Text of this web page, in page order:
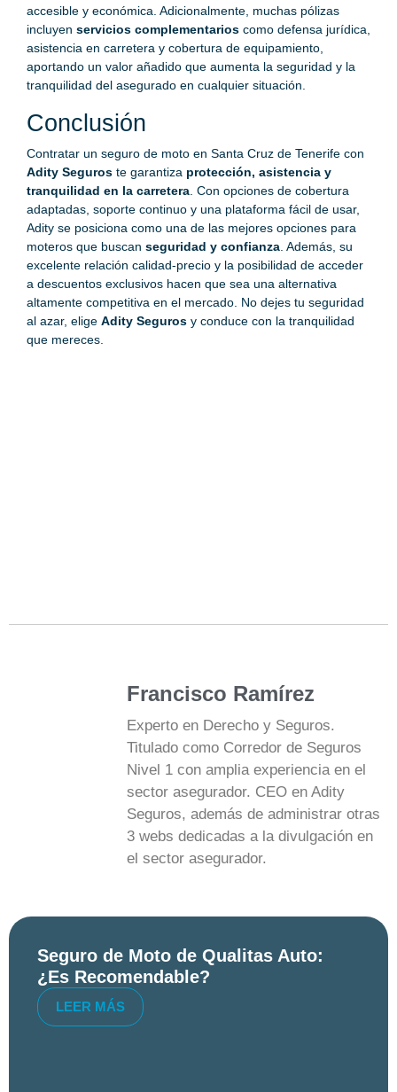
accesible y económica. Adicionalmente, muchas pólizas
incluyen servicios complementarios como defensa jurídica,
asistencia en carretera y cobertura de equipamiento,
aportando un valor añadido que aumenta la seguridad y la
tranquilidad del asegurado en cualquier situación.
Conclusión
Contratar un seguro de moto en Santa Cruz de Tenerife con
Adity Seguros te garantiza protección, asistencia y
tranquilidad en la carretera . Con opciones de cobertura
adaptadas, soporte continuo y una plataforma fácil de usar,
Adity se posiciona como una de las mejores opciones para
moteros que buscan seguridad y confianza . Además, su
excelente relación calidad-precio y la posibilidad de acceder
a descuentos exclusivos hacen que sea una alternativa
altamente competitiva en el mercado. No dejes tu seguridad
al azar, elige Adity Seguros y conduce con la tranquilidad
que mereces.
Francisco Ramírez
Experto en Derecho y Seguros.
Titulado como Corredor de Seguros
Nivel 1 con amplia experiencia en el
sector asegurador. CEO en Adity
Seguros, además de administrar otras
3 webs dedicadas a la divulgación en
el sector asegurador.
Seguro de Moto de Qualitas Auto:
¿Es Recomendable?
LEER MÁS